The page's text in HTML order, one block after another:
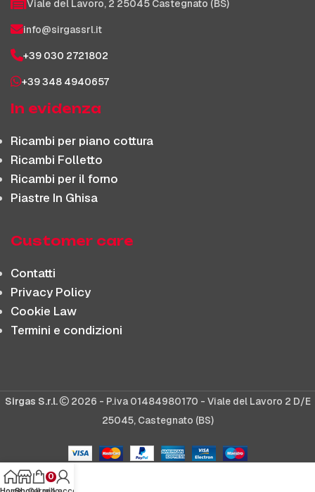
Viale del Lavoro, 2 25045 Castegnato (BS)
info@sirgassrl.it
+39 030 2721802
+39 348 4940657
In evidenza
Ricambi per piano cottura
Ricambi Folletto
Ricambi per il forno
Piastre In Ghisa
Customer care
Contatti
Privacy Policy
Cookie Law
Termini e condizioni
Sirgas S.r.l.
2026 - P.iva 01484980170 - Viale del Lavoro 2 D/E
25045, Castegnato (BS)
0